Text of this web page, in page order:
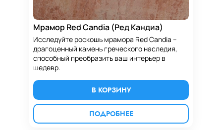
Мрамор Red Candia (Ред Кандиа)
Исследуйте роскошь мрамора Red Candia –
драгоценный камень греческого наследия,
способный преобразить ваш интерьер в
шедевр.
В КОРЗИНУ
ПОДРОБНЕЕ